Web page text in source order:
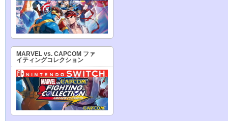
MARVEL vs. CAPCOM ファ
イティングコレクション